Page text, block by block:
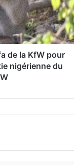
de la KfW pour
nigérienne du